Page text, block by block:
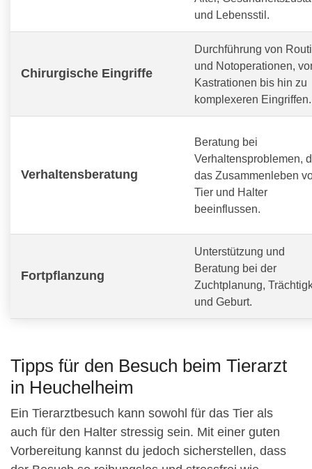
und Lebensstil.
Chirurgische Eingriffe
Durchführung von
und Notoperationen,
Kastrationen bis hin zu
komplexeren Eingriffen.
Verhaltensberatung
Beratung bei
Verhaltensproblemen,
das Zusammenleben
Tier und Halter
beeinflussen.
Fortpflanzung
Unterstützung und
Beratung bei der
Zuchtplanung,
und Geburt.
Tipps für den Besuch beim Tierarzt
in Heuchelheim
Ein Tierarztbesuch kann sowohl für das Tier als
auch für den Halter stressig sein. Mit einer guten
Vorbereitung kannst du jedoch sicherstellen, dass